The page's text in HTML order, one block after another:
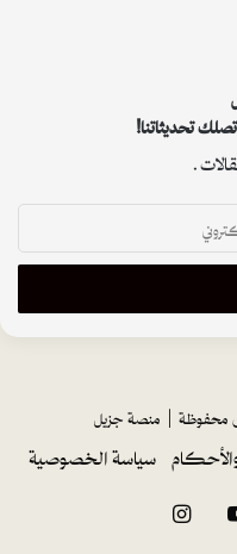
تحديثاتنا!
منصة جزيل
سياسة الخصوصية
‫YouTube